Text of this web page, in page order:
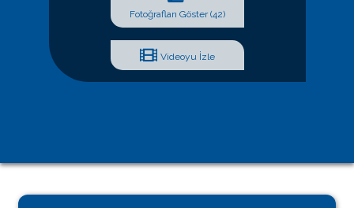
Fotoğrafları Göster (42)
Videoyu İzle